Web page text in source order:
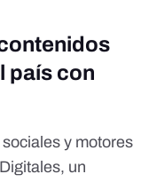
país con
y motores
, un